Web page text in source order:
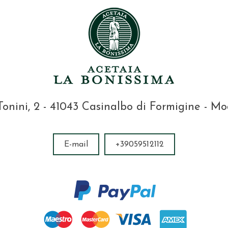
2 - 41043 Casinalbo di Formigine -
E-mail +39059512112